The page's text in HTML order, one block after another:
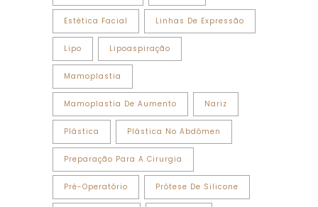
Estética Facial Linhas De Expressão
Lipo Lipoaspiração
Mamoplastia
Mamoplastia De Aumento Nariz
Plástica Plástica No Abdômen
Preparação Para A Cirurgia
Pré-Operatório Prótese De Silicone